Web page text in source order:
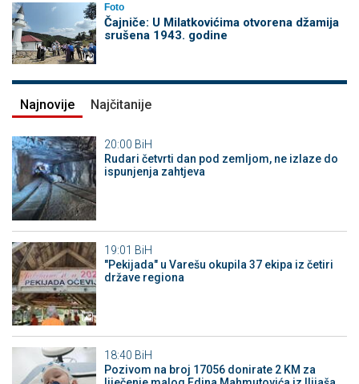
Foto
Čajniče: U Milatkovićima otvorena džamija
srušena 1943. godine
Najnovije Najčitanije
20:00 BiH
Rudari četvrti dan pod zemljom, ne izlaze do
ispunjenja zahtjeva
19:01 BiH
"Pekijada" u Varešu okupila 37 ekipa iz četiri
države regiona
18:40 BiH
Pozivom na broj 17056 donirate 2 KM za